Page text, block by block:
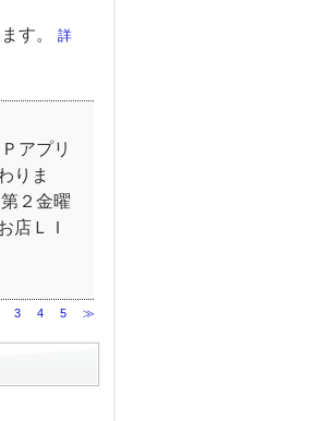
す。 詳
アプリ
りま
２金曜
店ＬＩ
3 4 5 ≫